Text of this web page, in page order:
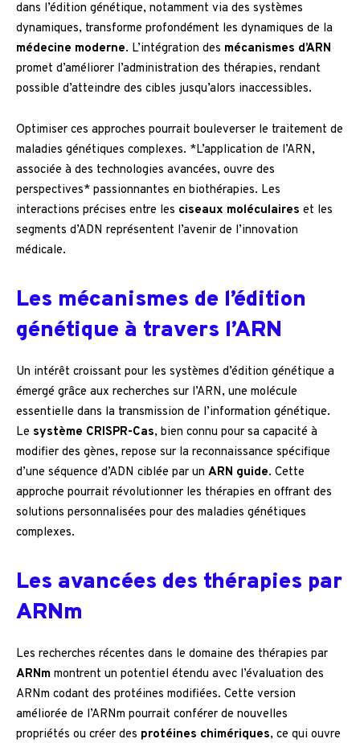
dans l’édition génétique, notamment via des systèmes
dynamiques, transforme profondément les dynamiques de la
médecine moderne. L’intégration des mécanismes d’ARN
promet d’améliorer l’administration des thérapies, rendant
possible d’atteindre des cibles jusqu’alors inaccessibles.
Optimiser ces approches pourrait bouleverser le traitement de
maladies génétiques complexes. *L’application de l’ARN,
associée à des technologies avancées, ouvre des
perspectives* passionnantes en biothérapies. Les
interactions précises entre les ciseaux moléculaires et les
segments d’ADN représentent l’avenir de l’innovation
médicale.
Les mécanismes de l’édition
génétique à travers l’ARN
Un intérêt croissant pour les systèmes d’édition génétique a
émergé grâce aux recherches sur l’ARN, une molécule
essentielle dans la transmission de l’information génétique.
Le système CRISPR-Cas, bien connu pour sa capacité à
modifier des gènes, repose sur la reconnaissance spécifique
d’une séquence d’ADN ciblée par un ARN guide. Cette
approche pourrait révolutionner les thérapies en offrant des
solutions personnalisées pour des maladies génétiques
complexes.
Les avancées des thérapies par
ARNm
Les recherches récentes dans le domaine des thérapies par
ARNm montrent un potentiel étendu avec l’évaluation des
ARNm codant des protéines modifiées. Cette version
améliorée de l’ARNm pourrait conférer de nouvelles
propriétés ou créer des protéines chimériques, ce qui ouvre